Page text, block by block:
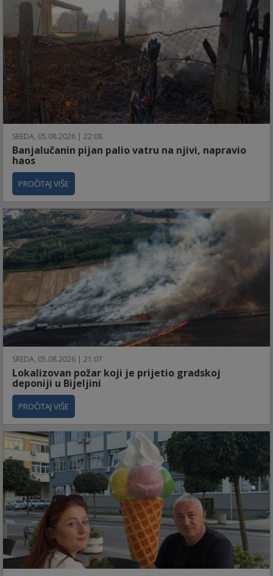
SREDA, 05.08.2026 | 22:08
Banjalučanin pijan palio vatru na njivi, napravio
haos
PROČITAJ VIŠE
SREDA, 05.08.2026 | 21:07
Lokalizovan požar koji je prijetio gradskoj
deponiji u Bijeljini
PROČITAJ VIŠE